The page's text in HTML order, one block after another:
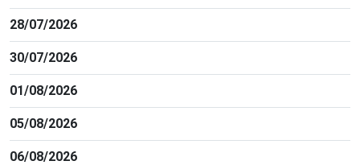
28/07/2026
30/07/2026
01/08/2026
05/08/2026
06/08/2026